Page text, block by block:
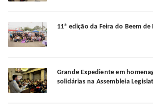
11ª edição da Feira do Beem
Grande Expediente em
solidárias na Assembleia